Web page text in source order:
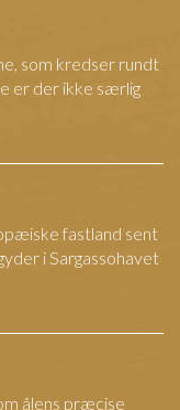
som kredser rundt
er der ikke særlig
fastland sent
i Sargassohavet
ålens præcise